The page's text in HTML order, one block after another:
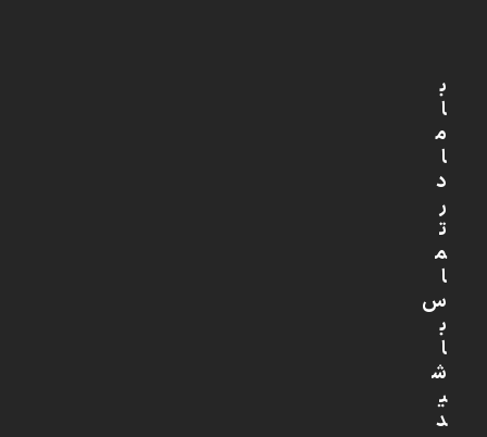
ب
ا
م
ا
د
ر
ت
م
ا
س
ب
ا
ش
ی
د